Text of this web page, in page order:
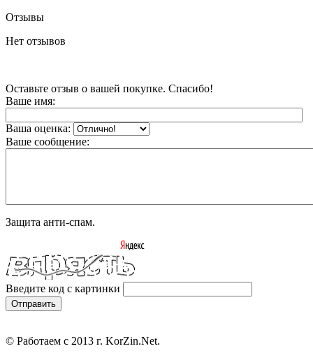
Отзывы
Нет отзывов
Оставьте отзыв о вашей покупке. Спасибо!
Ваше имя:
Ваша оценка:
Ваше сообщение:
Защита анти-спам.
Введите код с картинки
© Работаем с 2013 г. KorZin.Net.